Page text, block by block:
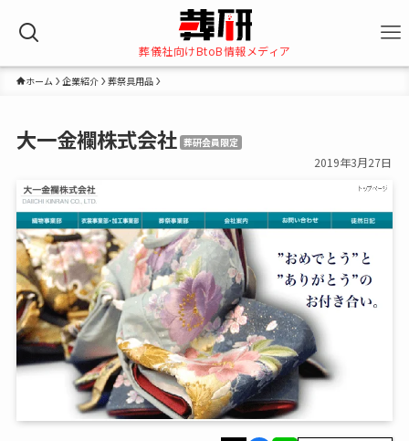
葬儀社向けBtoB情報メディア
ホーム 企業紹介 葬祭具用品
大一金襴株式会社 葬研会員限定
2019年3月27日